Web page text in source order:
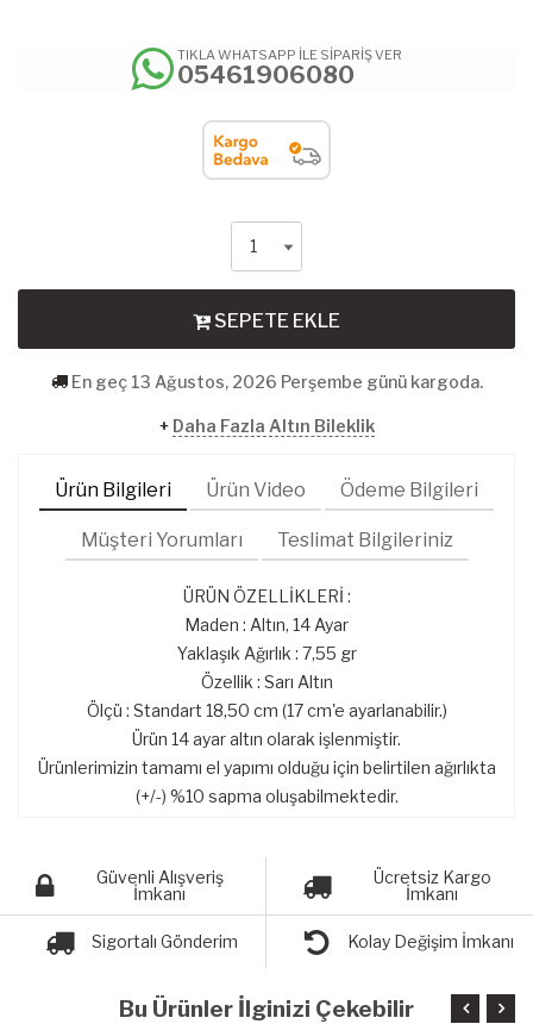
TIKLA WHATSAPP İLE SİPARİŞ VER
05461906080
SEPETE EKLE
En geç 13 Ağustos, 2026 Perşembe günü kargoda.
+ Daha Fazla Altın Bileklik
Ürün Bilgileri Ürün Video Ödeme Bilgileri
Müşteri Yorumları Teslimat Bilgileriniz
ÜRÜN ÖZELLİKLERİ :
Maden : Altın, 14 Ayar
Yaklaşık Ağırlık : 7,55 gr
Özellik : Sarı Altın
Ölçü : Standart 18,50 cm (17 cm'e ayarlanabilir.)
Ürün 14 ayar altın olarak işlenmiştir.
Ürünlerimizin tamamı el yapımı olduğu için belirtilen ağırlıkta
(+/-) %10 sapma oluşabilmektedir.
Güvenli Alışveriş
İmkanı
Ücretsiz Kargo
İmkanı
Sigortalı Gönderim Kolay Değişim İmkanı
Bu Ürünler İlginizi Çekebilir